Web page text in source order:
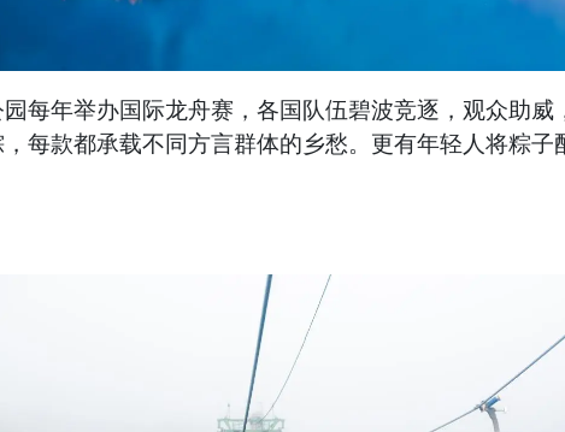
每年举办国际龙舟赛，各国队伍碧波竞逐，观众助
每款都承载不同方言群体的乡愁。更有年轻人将粽